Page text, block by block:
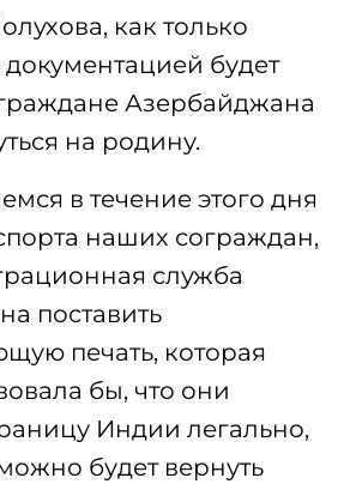
как только
будет
Азербайджана
на родину.
в течение этого дня
наших сограждан,
служба
поставить
печать, которая
бы, что они
Индии легально,
будет вернуть